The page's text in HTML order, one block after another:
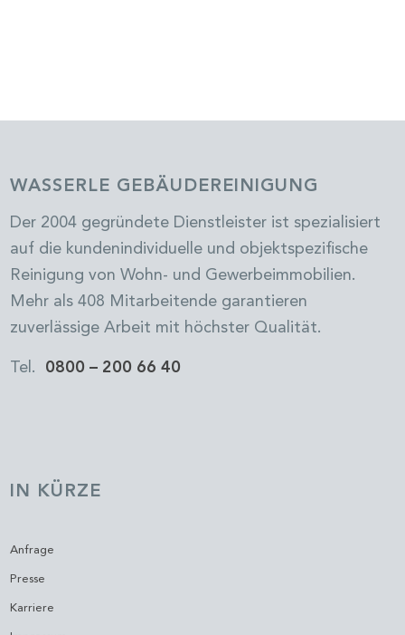
WASSERLE GEBÄUDEREINIGUNG
Der 2004 gegründete Dienstleister ist spezialisiert
auf die kundenindividuelle und objektspezifische
Reinigung von Wohn- und Gewerbeimmobilien.
Mehr als 408 Mitarbeitende garantieren
zuverlässige Arbeit mit höchster Qualität.
Tel. 0800 – 200 66 40
IN KÜRZE
Anfrage
Presse
Karriere